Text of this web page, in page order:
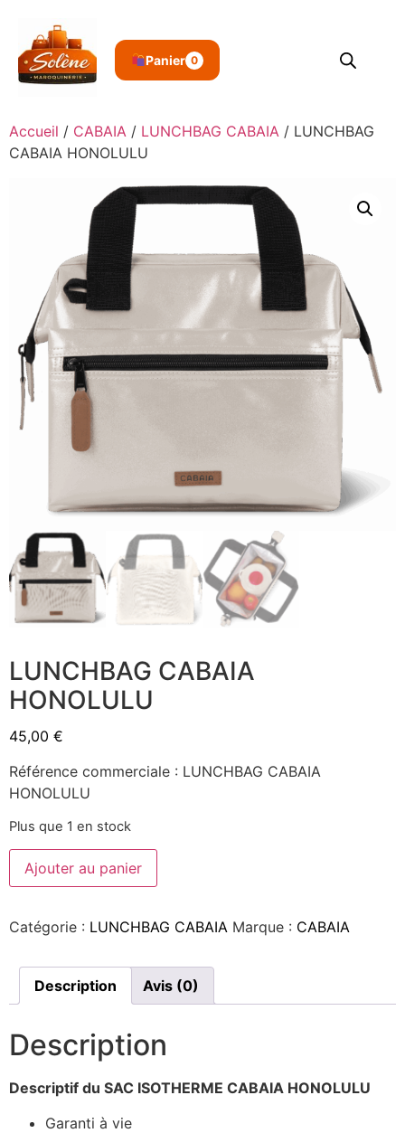
Panier 0
Accueil / CABAIA / LUNCHBAG CABAIA / LUNCHBAG
CABAIA HONOLULU
LUNCHBAG CABAIA
HONOLULU
45,00 €
Référence commerciale : LUNCHBAG CABAIA
HONOLULU
Plus que 1 en stock
Ajouter au panier
Catégorie : LUNCHBAG CABAIA Marque : CABAIA
Description Avis (0)
Description
Descriptif du SAC ISOTHERME CABAIA HONOLULU
Garanti à vie